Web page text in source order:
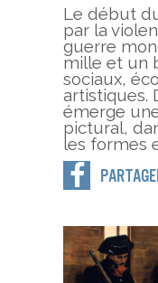
Le début
par la
guerre
mille et un
sociaux,
artistiques.
émerge
pictural,
les formes